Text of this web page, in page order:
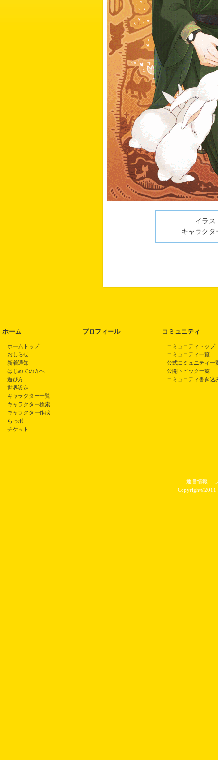
イラス
キャラクタ
ホーム
ホームトップ
おしらせ
新着通知
はじめての方へ
遊び方
世界設定
キャラクター一覧
キャラクター検索
キャラクター作成
らっポ
チケット
プロフィール コミュニティ
コミュニティトップ
コミュニティ一覧
公式コミュニティ一
公開トピック一覧
コミュニティ書き込
運営情報
Copyright©2011